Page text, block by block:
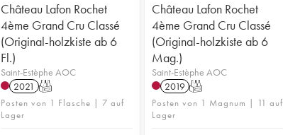
Château Lafon Rochet
4ème Grand Cru Classé
(Original-holzkiste ab 6
Fl.)
Saint-Estèphe AOC
2021 T
Posten von 1 Flasche | 7 auf
Lager
Château Lafon Rochet
4ème Grand Cru Classé
(Original-holzkiste ab 6
Mag.)
Saint-Estèphe AOC
2019 T
Posten von 1 Magnum | 11 auf
Lager